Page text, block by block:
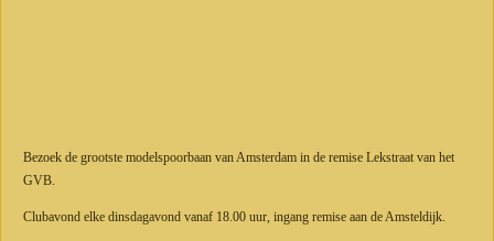
Bezoek de grootste modelspoorbaan van Amsterdam in de remise Lekstraat van het
GVB.
Clubavond elke dinsdagavond vanaf 18.00 uur, ingang remise aan de Amsteldijk.